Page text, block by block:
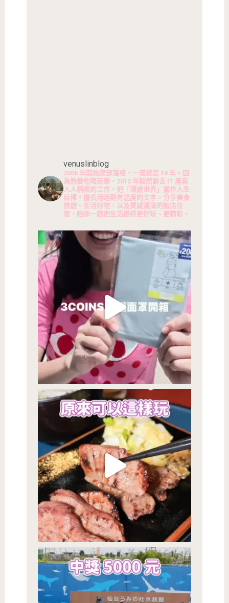
venuslinblog
2006 年開始寫部落格，一寫就是 19 年。因
為熱愛吃喝玩樂，2012 年毅然辭去 IT 產業
人人稱羨的工作，把「環遊世界」當作人生
目標。擅長用輕鬆有溫度的文字，分享美食
旅遊、生活好物，以及質感滿滿的飯店住
宿，陪你一起把生活過得更好玩、更精彩。